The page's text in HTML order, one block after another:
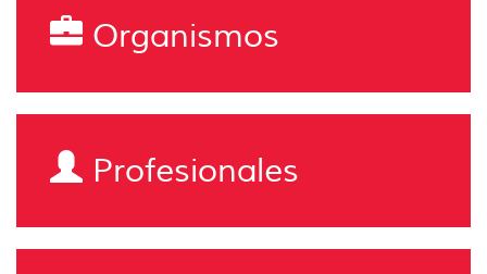
Organismos
Profesionales